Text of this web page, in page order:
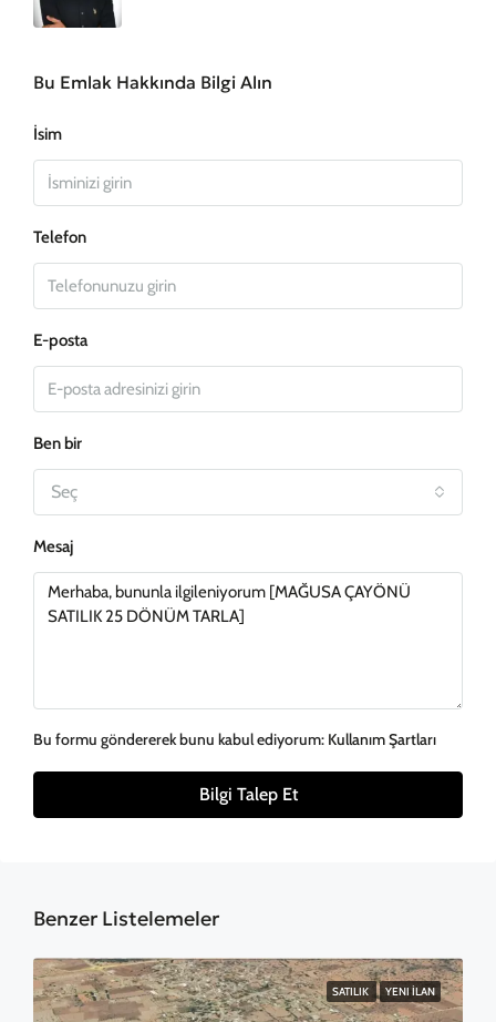
Bu Emlak Hakkında Bilgi Alın
İsim
Telefon
E-posta
Ben bir
Seç
Mesaj
Bu formu göndererek bunu kabul ediyorum: Kullanım Şartları
Bilgi Talep Et
Benzer Listelemeler
SATILIK YENI İLAN